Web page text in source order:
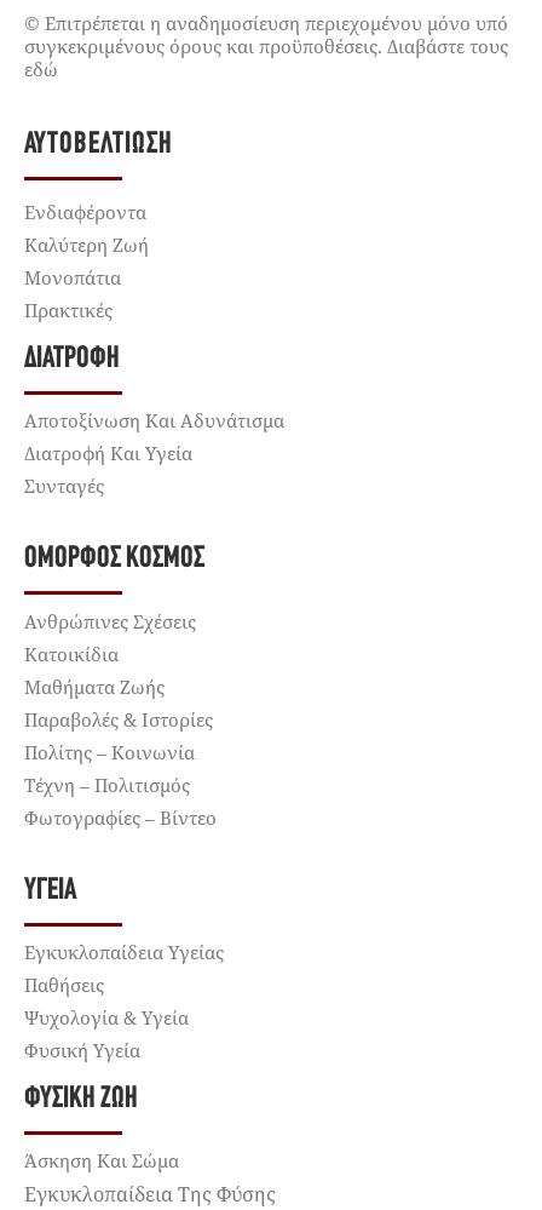
© Επιτρέπεται η αναδημοσίευση περιεχομένου μόνο υπό
συγκεκριμένους όρους και προϋποθέσεις. Διαβάστε τους
εδώ
ΑΥΤΟΒΕΛΤΊΩΣΗ
Ενδιαφέροντα
Καλύτερη Ζωή
Μονοπάτια
Πρακτικές
ΔΙΑΤΡΟΦΉ
Αποτοξίνωση Και Αδυνάτισμα
Διατροφή Και Υγεία
Συνταγές
ΌΜΟΡΦΟΣ ΚΌΣΜΟΣ
Ανθρώπινες Σχέσεις
Κατοικίδια
Μαθήματα Ζωής
Παραβολές & Ιστορίες
Πολίτης – Κοινωνία
Τέχνη – Πολιτισμός
Φωτογραφίες – Βίντεο
ΥΓΕΊΑ
Εγκυκλοπαίδεια Υγείας
Παθήσεις
Ψυχολογία & Υγεία
Φυσική Υγεία
ΦΥΣΙΚΉ ΖΩΉ
Άσκηση Και Σώμα
Εγκυκλοπαίδεια Της Φύσης